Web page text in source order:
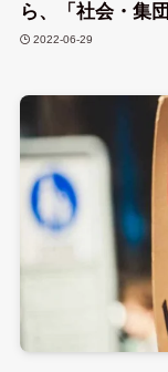
ら、「社会・集
2022-06-29